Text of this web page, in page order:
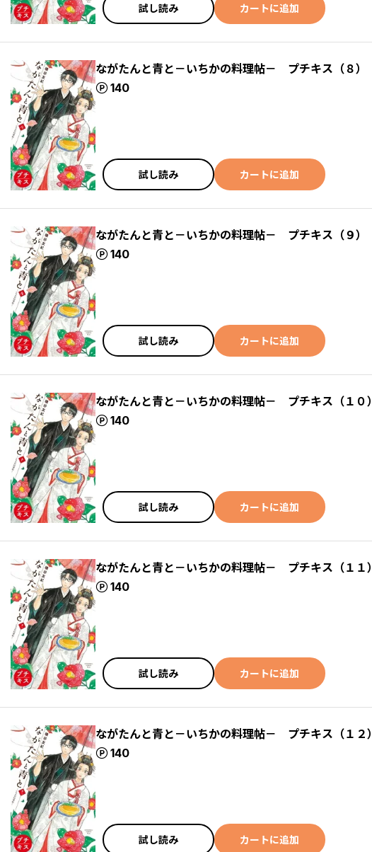
試し読み カートに追加
ながたんと青と－いちかの料理帖－ プチキス（８）
140
ポイント
試し読み カートに追加
ながたんと青と－いちかの料理帖－ プチキス（９）
140
ポイント
試し読み カートに追加
ながたんと青と－いちかの料理帖－ プチキス（１０）
140
ポイント
試し読み カートに追加
ながたんと青と－いちかの料理帖－ プチキス（１１）
140
ポイント
試し読み カートに追加
ながたんと青と－いちかの料理帖－ プチキス（１２）
140
ポイント
試し読み カートに追加